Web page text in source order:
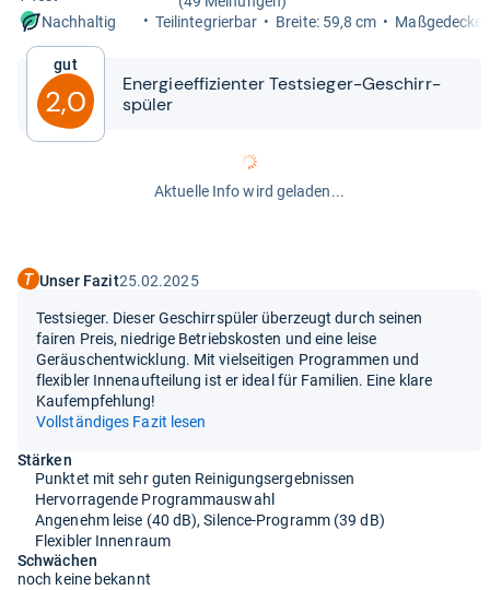
Nachhaltig
Teilin­te­grier­bar Breite: 59,8 cm Maß­ge­de­cke:
Gut
2,0
Ener­gie­ef­fi­zi­en­ter Test­sie­ger-​​Geschirr­
spü­ler
Aktuelle Info wird geladen...
Unser Fazit25.02.2025
Testsieger. Dieser Geschirrspüler überzeugt durch seinen
fairen Preis, niedrige Betriebskosten und eine leise
Geräuschentwicklung. Mit vielseitigen Programmen und
flexibler Innenaufteilung ist er ideal für Familien. Eine klare
Kaufempfehlung!
Vollständiges Fazit lesen
Stärken
Punktet mit sehr guten Reinigungsergebnissen
Hervorragende Programmauswahl
Angenehm leise (40 dB), Silence-Programm (39 dB)
Flexibler Innenraum
Schwächen
noch keine bekannt